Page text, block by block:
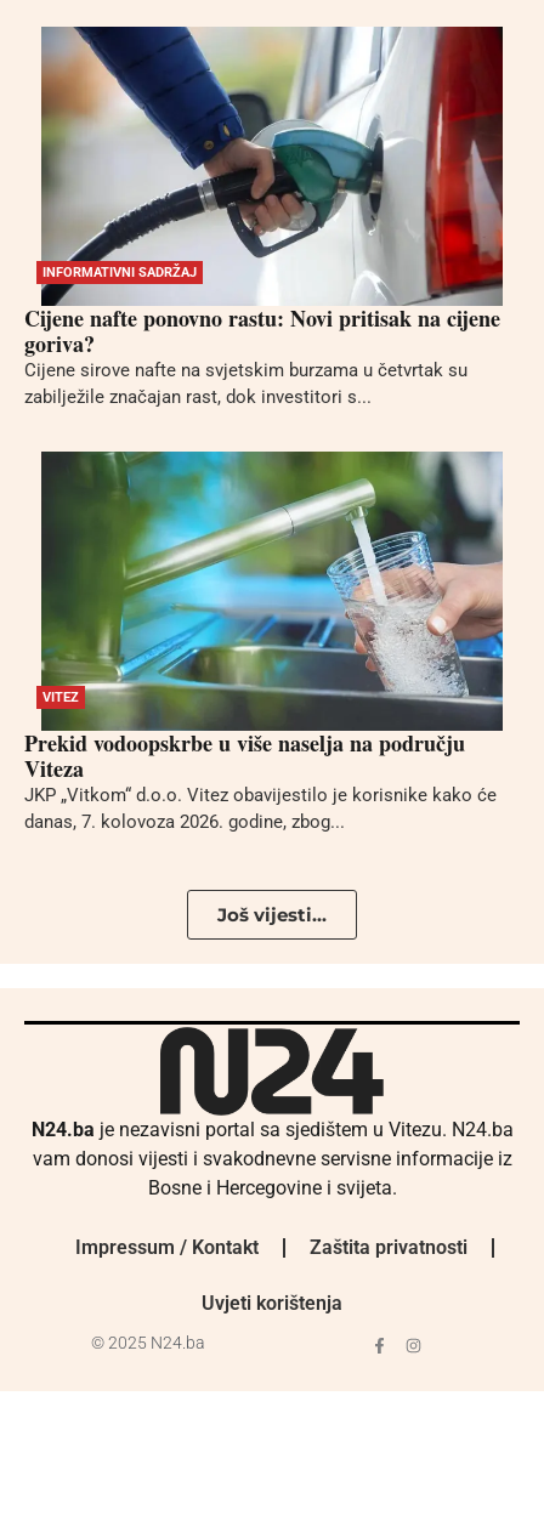
INFORMATIVNI SADRŽAJ
Cijene nafte ponovno rastu: Novi pritisak na cijene
goriva?
Cijene sirove nafte na svjetskim burzama u četvrtak su
zabilježile značajan rast, dok investitori s...
VITEZ
Prekid vodoopskrbe u više naselja na području
Viteza
JKP „Vitkom“ d.o.o. Vitez obavijestilo je korisnike kako će
danas, 7. kolovoza 2026. godine, zbog...
Još vijesti...
N24.ba je nezavisni portal sa sjedištem u Vitezu. N24.ba
vam donosi vijesti i svakodnevne servisne informacije iz
Bosne i Hercegovine i svijeta.
Impressum / Kontakt Zaštita privatnosti
Uvjeti korištenja
© 2025 N24.ba